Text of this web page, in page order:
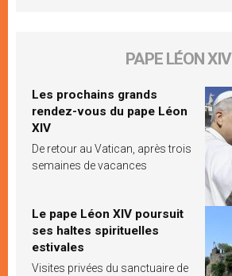
PAPE LÉON XIV
Les prochains grands
rendez-vous du pape Léon
XIV
De retour au Vatican, après trois
semaines de vacances
Le pape Léon XIV poursuit
ses haltes spirituelles
estivales
Visites privées du sanctuaire de